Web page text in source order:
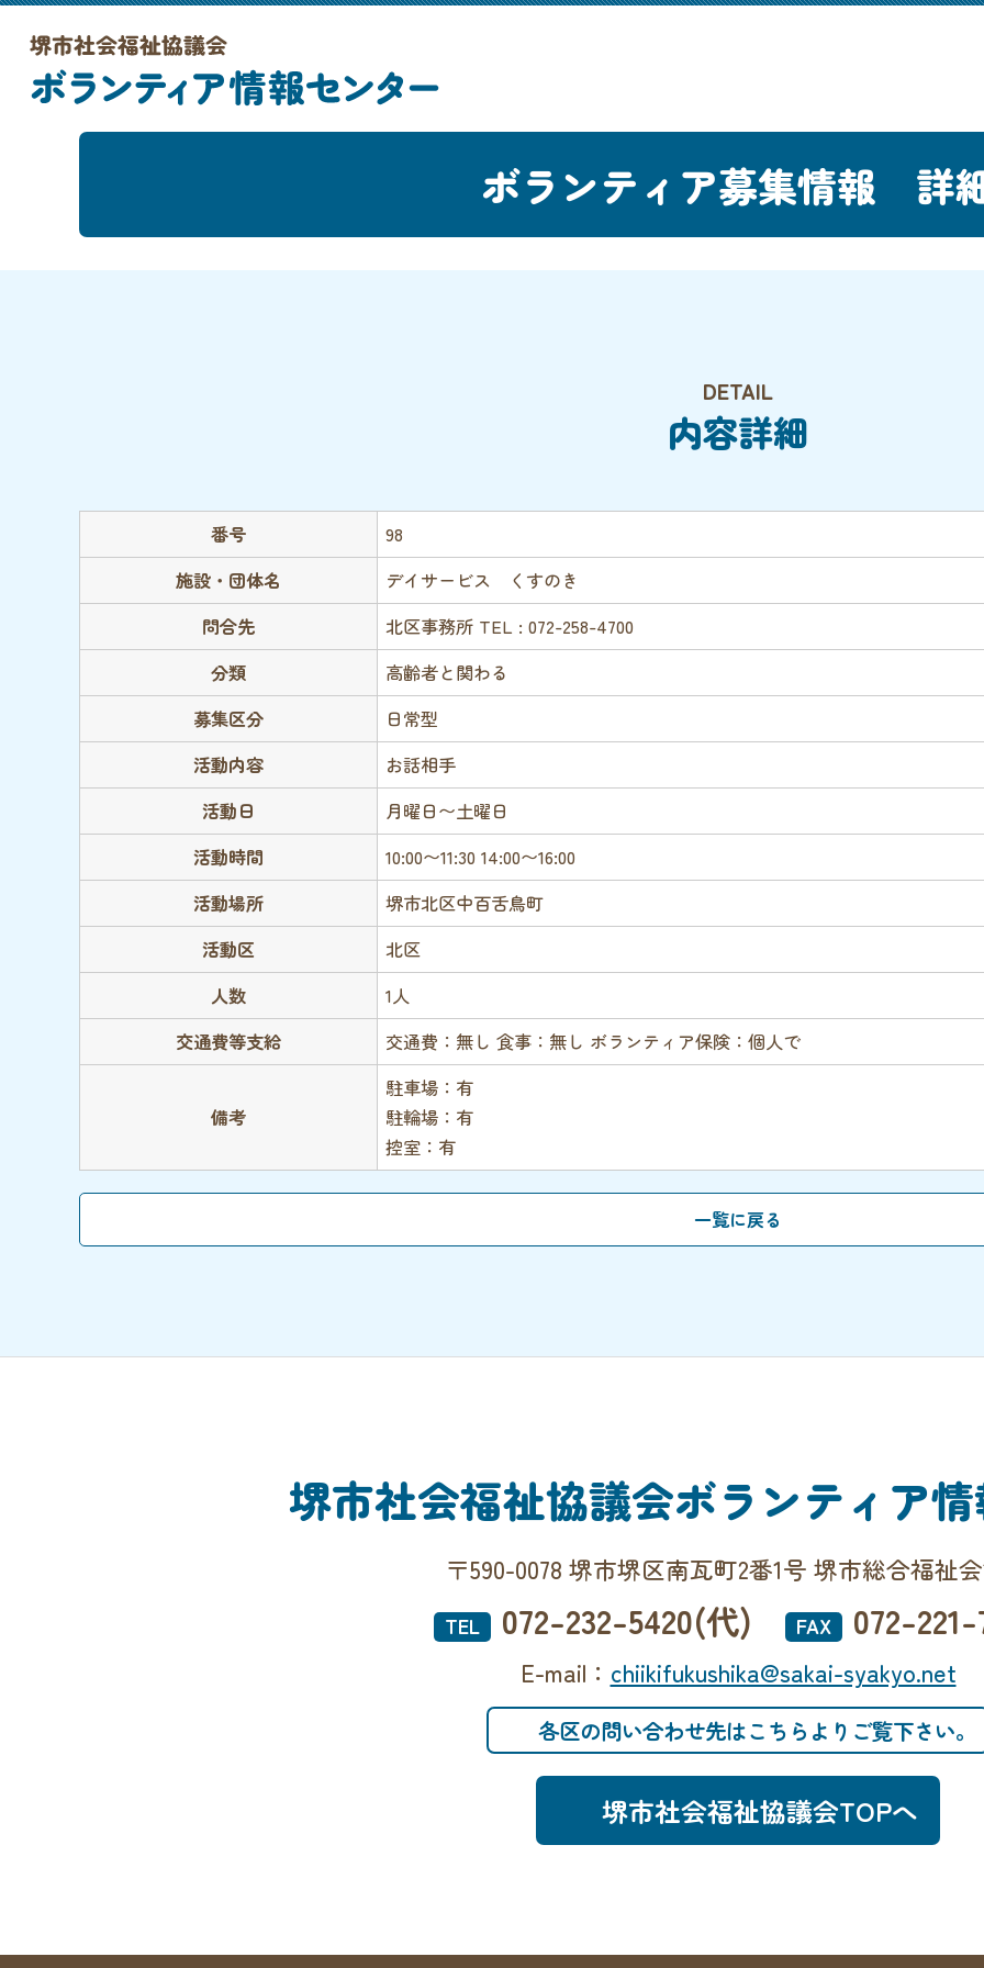
ボランティア募集情報 詳
DETAIL
内容詳細
番号
98
施設・団体名
デイサービス くすのき
問合先
北区事務所 TEL : 072-258-4700
分類
高齢者と関わる
募集区分
日常型
活動内容
お話相手
活動日
月曜日〜土曜日
活動時間
10:00〜11:30 14:00〜16:00
活動場所
堺市北区中百舌鳥町
活動区
北区
人数
1人
交通費等支給
交通費：無し 食事：無し ボランティア保険：個人で
備考
駐車場：有
駐輪場：有
控室：有
堺市社会福祉協議会ボランティア
〒590-0078 堺市堺区南瓦町2番1号 堺市総合福祉
TEL 072-232-5420(代) FAX 072-
E-mail： chiikifukushika@sakai-syakyo.net
各区の問い合わせ先はこちらよりご覧下さい。
堺市社会福祉協議会TOPへ